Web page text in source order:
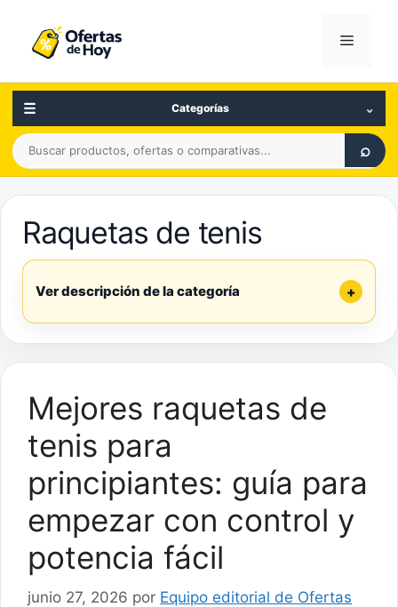
contenido
Menú
☰ Categorías ⌄
Buscar
productos,
comparativas
⌕
Raquetas de tenis
Ver descripción de la categoría +
Mejores raquetas de
tenis para
principiantes: guía para
empezar con control y
potencia fácil
junio 27, 2026 por Equipo editorial de Ofertas